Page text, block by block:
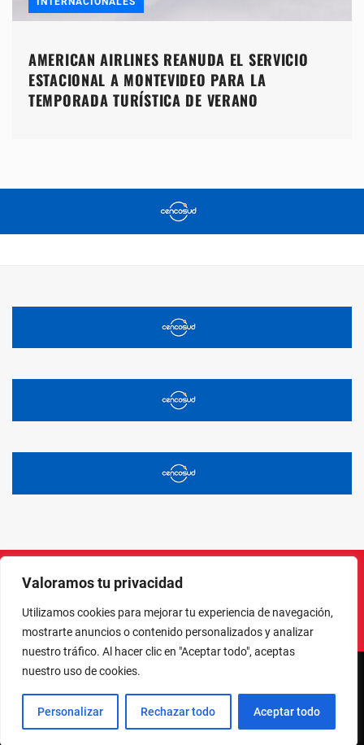
Valoramos tu privacidad
Utilizamos cookies para mejorar tu experiencia de navegación,
mostrarte anuncios o contenido personalizados y analizar
nuestro tráfico. Al hacer clic en "Aceptar todo", aceptas
nuestro uso de cookies.
Personalizar Rechazar todo Aceptar todo
AMERICAN AIRLINES REANUDA EL SERVICIO
ESTACIONAL A MONTEVIDEO PARA LA
TEMPORADA TURÍSTICA DE VERANO
InstagramFacebook
X
NORTE EN LÍNEA - TODOS LOS DERECHOS RESERVADOS